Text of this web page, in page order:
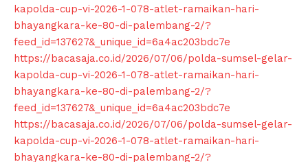
kapolda-cup-vi-2026-1-078-atlet-ramaikan-hari-
bhayangkara-ke-80-di-palembang-2/?
feed_id=137627&_unique_id=6a4ac203bdc7e
https://bacasaja.co.id/2026/07/06/polda-sumsel-gelar-
kapolda-cup-vi-2026-1-078-atlet-ramaikan-hari-
bhayangkara-ke-80-di-palembang-2/?
feed_id=137627&_unique_id=6a4ac203bdc7e
https://bacasaja.co.id/2026/07/06/polda-sumsel-gelar-
kapolda-cup-vi-2026-1-078-atlet-ramaikan-hari-
bhayangkara-ke-80-di-palembang-2/?